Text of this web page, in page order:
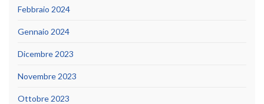
Febbraio 2024
Gennaio 2024
Dicembre 2023
Novembre 2023
Ottobre 2023